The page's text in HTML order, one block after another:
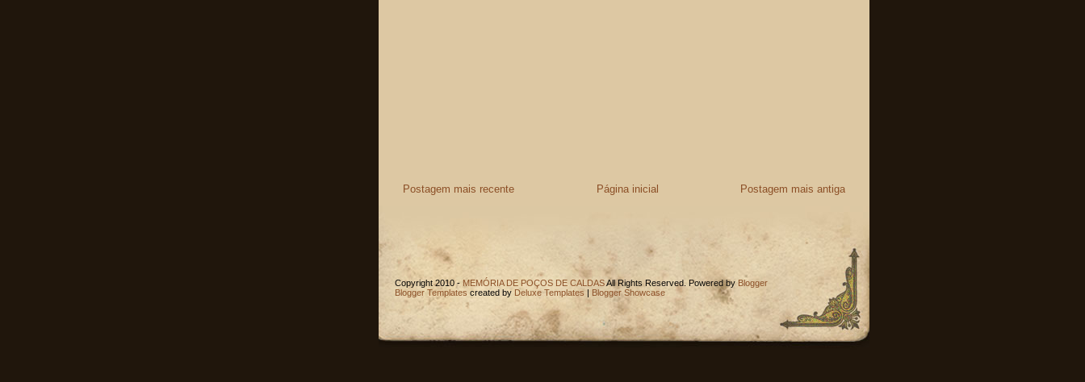
Postagem mais recente Postagem mais antiga
Página inicial
Copyright 2010 - MEMÓRIA DE POÇOS DE CALDASAll Rights Reserved. Powered by Blogger
Blogger Templates created by Deluxe Templates | Blogger Showcase